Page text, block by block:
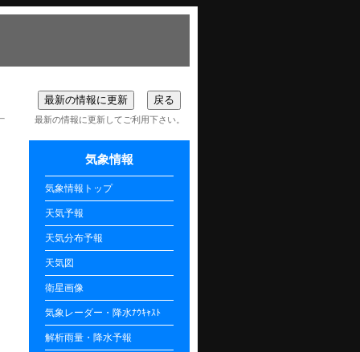
最新の情報に更新してご利用下さい。
気象情報
気象情報トップ
天気予報
天気分布予報
天気図
衛星画像
気象レーダー・降水ﾅｳｷｬｽﾄ
解析雨量・降水予報